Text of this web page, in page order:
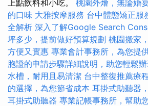
上點飲料和小吃。 桃園外燴，無論婚
的口味 大雅按摩服務 台中體態矯正服
全解析 深入了解Google Search
坪多少，提前做好預算規劃 桃園搬家
方便又實惠 專業會計事務所，為您提
胞證的申請步驟詳細說明，助您輕鬆
水槽，耐用且易清潔 台中整復推薦療
的選擇，為您節省成本 耳掛式助聽器
耳掛式助聽器 專業記帳事務所，幫助